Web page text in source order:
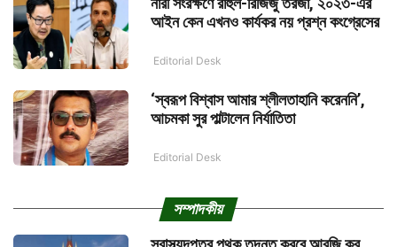
আইন কেন এখনও কার্যকর নয় প্রশ্ন কংগ্রেসের
Editorial Desk
‘স্বরূপ বিশ্বাস আমার শ্লীলতাহানি করেননি’,
আচমকা সুর পাল্টালেন নির্যাতিতা
Editorial Desk
সম্পাদকীয়